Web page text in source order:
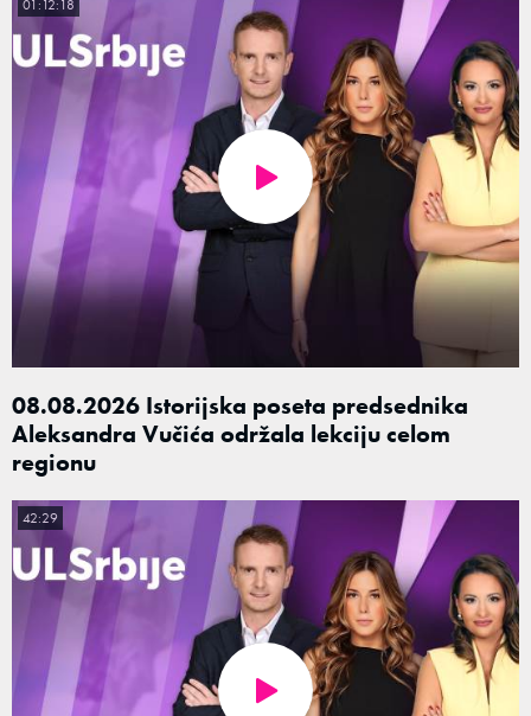
08.08.2026 Istorijska poseta predsednika
Aleksandra Vučića održala lekciju celom
regionu
01:12:18
42:29